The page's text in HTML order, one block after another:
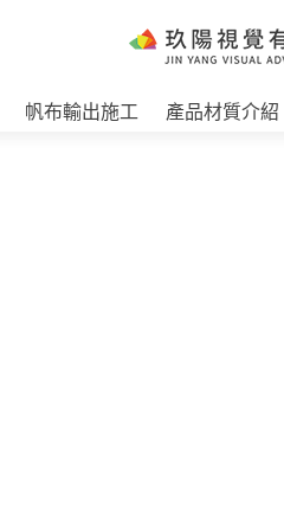
帆布輸出施工 產品材質介紹